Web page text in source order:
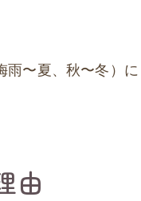
雨〜夏、秋〜冬）に
由